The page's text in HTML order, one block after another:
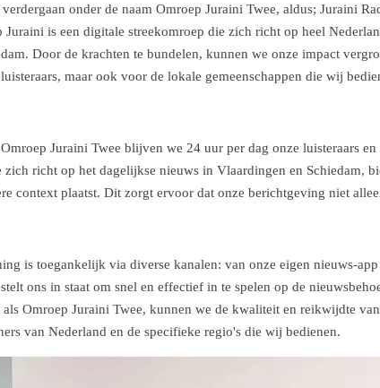
onder de naam Omroep Juraini Twee, aldus; Juraini
is een digitale streekomroep die zich richt op heel
Door de krachten te bundelen, kunnen we onze impact
maar ook voor de lokale gemeenschappen die wij
Juraini Twee blijven we 24 uur per dag onze luisteraars
richt op het dagelijkse nieuws in Vlaardingen en Schiedam,
context plaatst. Dit zorgt ervoor dat onze berichtgeving niet
is toegankelijk via diverse kanalen: van onze eigen nieuws-
ons in staat om snel en effectief in te spelen op de
als Omroep Juraini Twee, kunnen we de kwaliteit en reikwijdte
van Nederland en de specifieke regio's die wij bedienen.